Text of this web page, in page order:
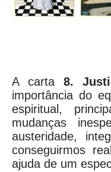
A carta 8.
importância do
espiritual,
mudanças
austeridade,
conseguirmos
ajuda de um